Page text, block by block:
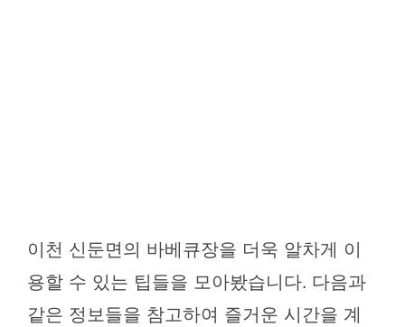
이천 신둔면의 바베큐장을 더욱 알차게 이
용할 수 있는 팁들을 모아봤습니다. 다음과
같은 정보들을 참고하여 즐거운 시간을 계